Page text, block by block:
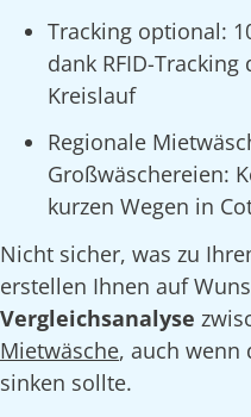
Tracking optional:
dank RFID-
Kreislauf
Regionale
Großwäschereien:
kurzen Wegen in
Nicht sicher, was zu
erstellen Ihnen auf
Vergleichsanalyse
Mietwäsche, auch wenn
sinken sollte.